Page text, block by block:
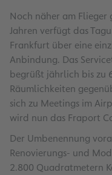
Noch näher am
Jahren verfügt das
Frankfurt über eine
Anbindung. Das
begrüßt jährlich bis zu
Räumlichkeiten
sich zu Meetings im
wird nun das Fraport
Der Umbenennung
Renovierungs- und
2.800 Quadratmetern